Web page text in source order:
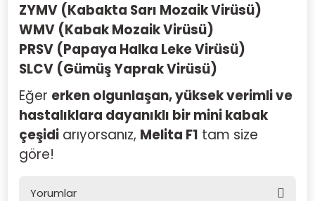
ZYMV (Kabakta Sarı Mozaik Virüsü)
WMV (Kabak Mozaik Virüsü)
PRSV (Papaya Halka Leke Virüsü)
SLCV (Gümüş Yaprak Virüsü)
Eğer erken olgunlaşan, yüksek verimli ve
hastalıklara dayanıklı bir mini kabak
çeşidi arıyorsanız, Melita F1 tam size
göre!
Yorumlar